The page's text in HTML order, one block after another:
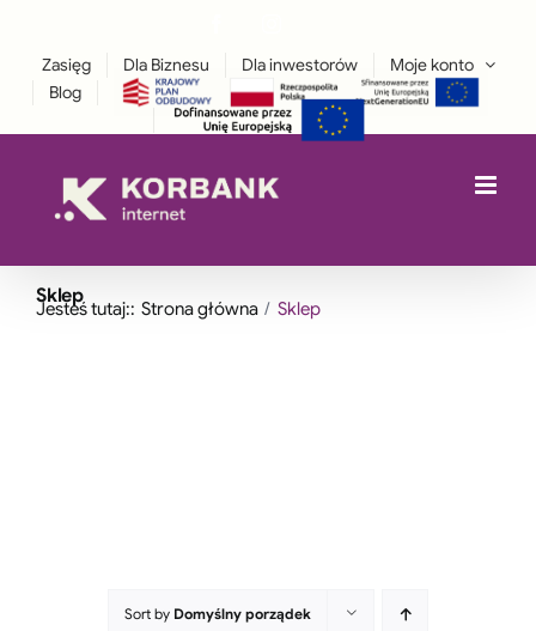
zawartości
Zasięg Dla Biznesu Dla inwestorów
Moje konto
Blog
Sklep
Jesteś tutaj:: Strona główna Sklep
Sort by Domyślny porządek